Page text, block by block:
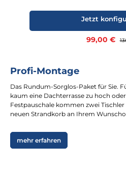
99,00 €
Jetzt
Profi-Montage
Das Rundum-Sorglos-Paket für Sie.
kaum eine Dachterrasse zu hoch
Festpauschale kommen zwei
neuen Strandkorb an Ihrem
mehr erfahren